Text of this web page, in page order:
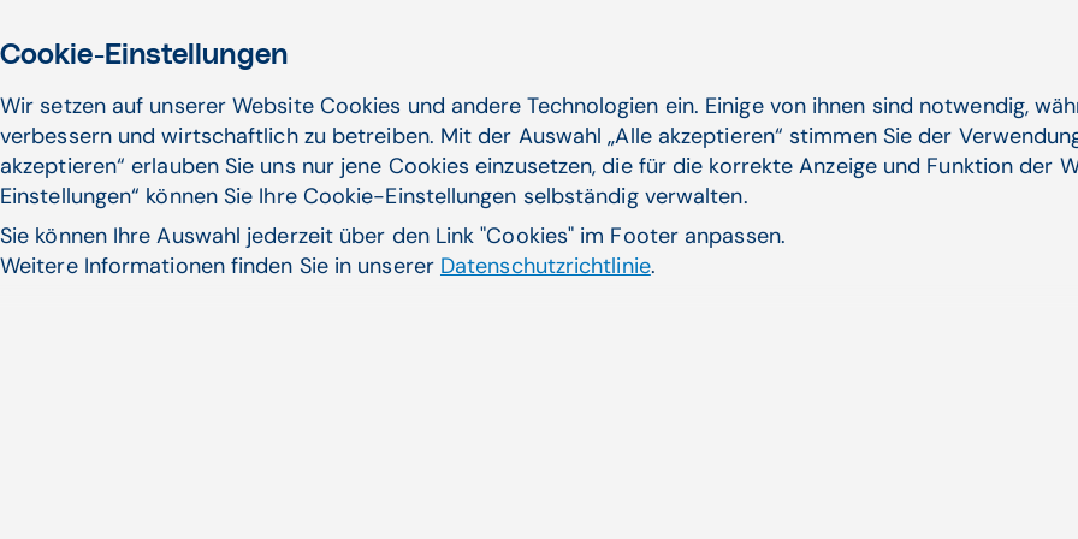
Allgemeinmedizin in der ...
Praxissoftware, CGM MAXX | CompuGroup Medical
(CGM)
Zum Artikel
Digitale Transformation, Praxissoftware | APAMED (APA-
OTS)
Zum Artikel
Cookie-Einstellungen
Wir setzen auf unserer Website Cookies und andere Technologien ein. Einige von ihnen sind notwendig,
verbessern und wirtschaftlich zu betreiben. Mit der Auswahl „Alle akzeptieren“ stimmen Sie der
akzeptieren“ erlauben Sie uns nur jene Cookies einzusetzen, die für die korrekte Anzeige und Funktion der
Einstellungen“ können Sie Ihre Cookie-Einstellungen selbständig verwalten.
Sie können Ihre Auswahl jederzeit über den Link "Cookies" im Footer anpassen.
Weitere Informationen finden Sie in unserer Datenschutzrichtlinie.